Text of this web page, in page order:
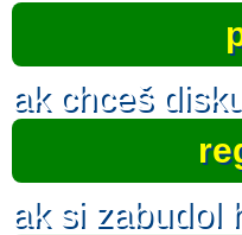
ak chceš
ak si zabudol